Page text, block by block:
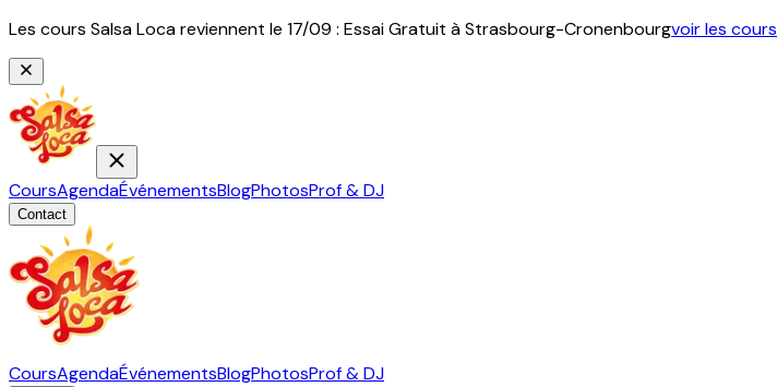
Les cours Salsa Loca reviennent le 17/09 : Essai Gratuit à Strasbourg-Cronenbourgvoir les cours
CoursAgendaÉvénementsBlogPhotosProf & DJ
Contact
CoursAgendaÉvénementsBlogPhotosProf & DJ